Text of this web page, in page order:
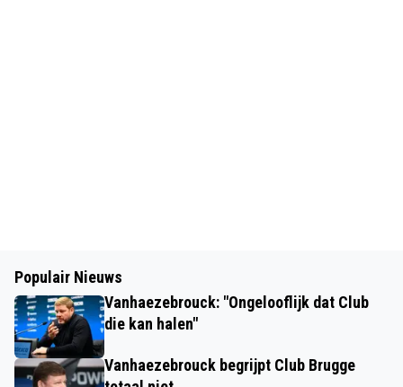
Populair Nieuws
Vanhaezebrouck: "Ongelooflijk dat Club
die kan halen"
Vanhaezebrouck begrijpt Club Brugge